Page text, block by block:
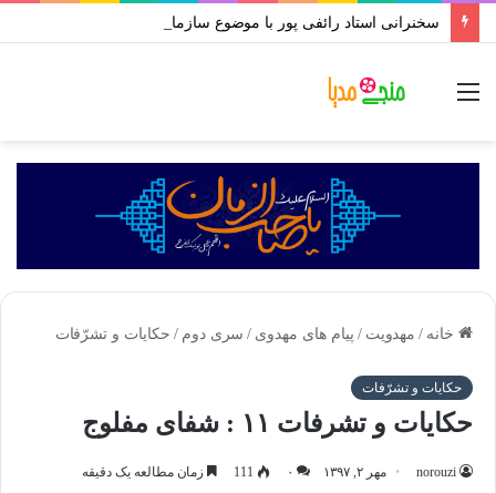
خانه / مهدویت / پیام های مهدوی / سری دوم / حکایات و تشرّفات
حکایات و تشرّفات
حکایات و تشرفات ۱۱ : شفای مفلوج
norouzi مهر ۲, ۱۳۹۷ ۰ 111 زمان مطالعه یک دقیقه